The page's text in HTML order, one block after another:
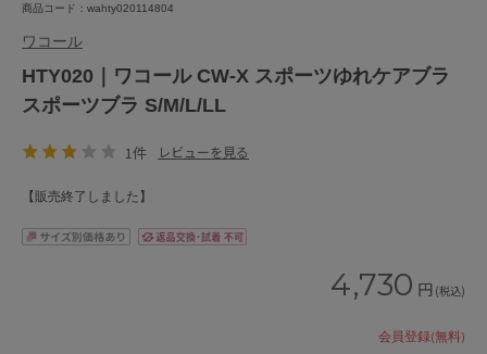
商品コード：wahty020114804
ワコール
HTY020｜ワコール CW-X スポーツゆれケアブラ
スポーツブラ S/M/L/LL
1件 レビューを見る
【販売終了しました】
4,730 円 (税込)
会員登録(無料)